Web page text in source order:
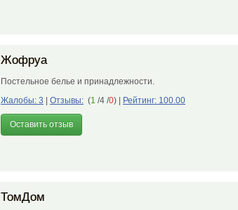
Жофруа
Постельное белье и принадлежности.
Жалобы: 3
Отзывы: (1 /4 /0) Рейтинг: 100.00
Оставить отзыв
ТомДом